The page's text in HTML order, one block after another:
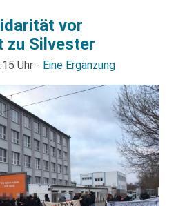
vor
zu Silvester
Uhr - Eine Ergänzung